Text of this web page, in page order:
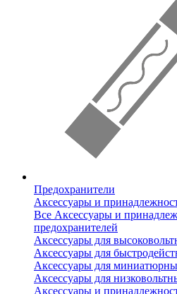
Предохранители
Аксессуары и
Все Аксессуары и
предохранителей
Аксессуары для
Аксессуары для
Аксессуары для
Аксессуары для
Аксессуары и